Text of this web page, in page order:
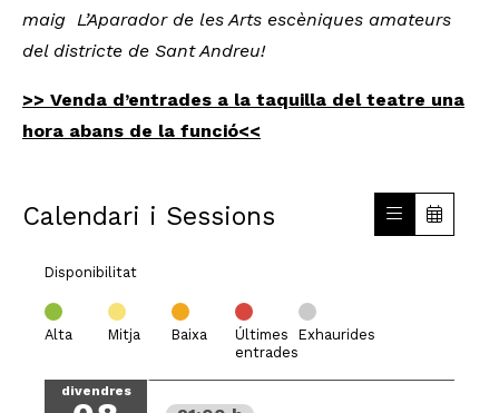
maig L’Aparador de les Arts escèniques amateurs
del districte de Sant Andreu!
>> Venda d’entrades a la taquilla del teatre una
hora abans de la funció<<
Calendari i Sessions
Disponibilitat
Alta Mitja Baixa
Últimes
entrades
Exhaurides
divendres